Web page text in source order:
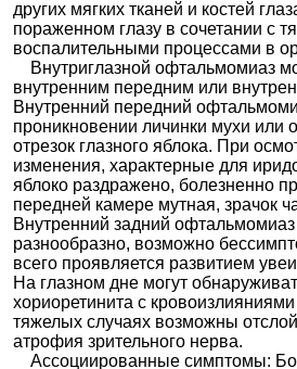
других мягких тканей и костей
пораженном глазу в сочетании с
воспалительными процессами в
Внутриглазной офтальмомиаз
внутренним передним или
Внутренний передний
проникновении личинки мухи или
отрезок глазного яблока. При
изменения, характерные для
яблоко раздражено, болезненно
передней камере мутная, зрачок
Внутренний задний офтальмомиаз
разнообразно, возможно
всего проявляется развитием
На глазном дне могут
хориоретинита с кровоизлияниями
тяжелых случаях возможны
атрофия зрительного нерва.
Ассоциированные симптомы: